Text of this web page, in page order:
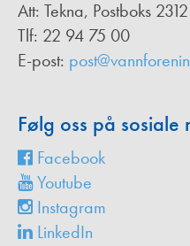
Att: Tekna, Postboks
Tlf: 22 94 75 00
E-post:
Følg oss på sosiale
Facebook
Youtube
Instagram
LinkedIn